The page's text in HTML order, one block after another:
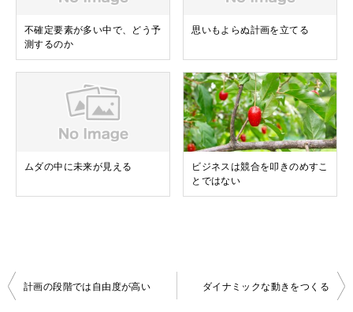
不確定要素が多い中で、どう予
測するのか
思いもよらぬ計画を立てる
ムダの中に未来が見える
ビジネスは競合を叩きのめすこ
とではない
投
計画の段階では自由度が高い ダイナミックな動きをつくる